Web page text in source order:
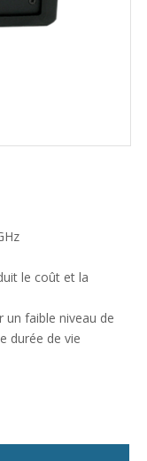
le coût et la
un faible niveau de
durée de vie